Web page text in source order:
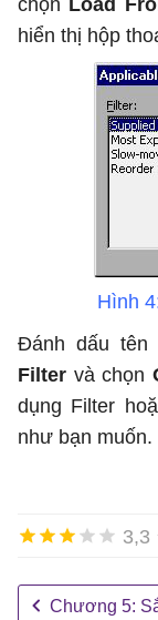
chọn Load
hiển thị hộp
Hình
Đánh dấu tên
Filter và chọn
dụng Filter
như bạn muốn.
3,3